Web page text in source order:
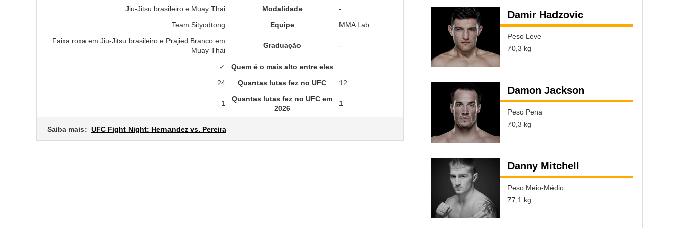
Jiu-Jitsu brasileiro e Muay Thai
Modalidade
-
Team Sityodtong
Equipe
MMA Lab
Faixa roxa em Jiu-Jitsu brasileiro e Prajied Branco em
Muay Thai
Graduação -
✓
Quem é o mais alto entre eles
24
Quantas lutas fez no UFC 12
1
Quantas lutas fez no UFC em
2026
1
Saiba mais: UFC Fight Night: Hernandez vs. Pereira
Damir Hadzovic
Peso Leve
70,3 kg
Damon Jackson
Peso Pena
70,3 kg
Danny Mitchell
Peso Meio-Médio
77,1 kg